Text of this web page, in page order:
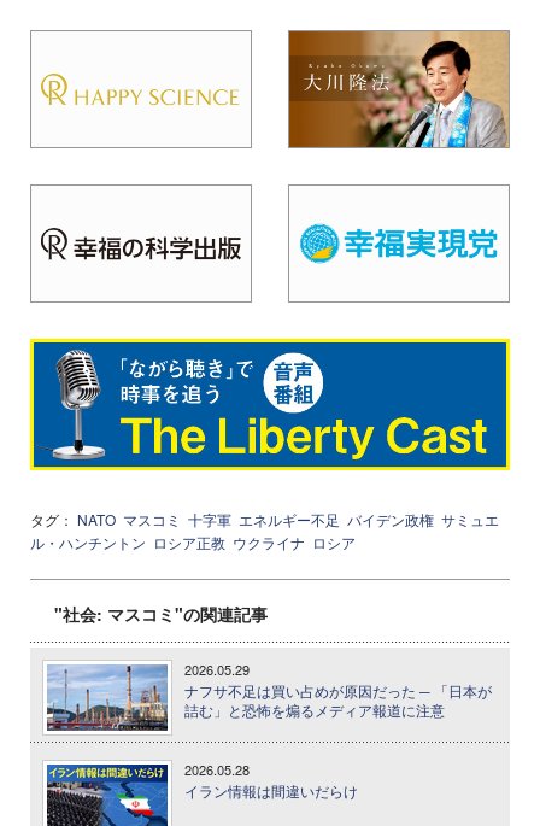
タグ： NATO マスコミ 十字軍 エネルギー不足 バイデン政権 サミュエ
ル・ハンチントン ロシア正教 ウクライナ ロシア
"社会: マスコミ"の関連記事
2026.05.29
ナフサ不足は買い占めが原因だった ─ 「日本が
詰む」と恐怖を煽るメディア報道に注意
2026.05.28
イラン情報は間違いだらけ